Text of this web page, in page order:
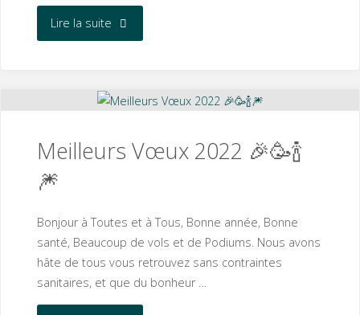
Lire la suite"Sélection
2023"
Meilleurs Vœux 2022 🎉🥳🍾
🎆
Bonjour à Toutes et à Tous, Bonne année, Bonne
santé, Beaucoup de vols et de Podiums. Nous avons
hâte de tous vous retrouvez sans contraintes
sanitaires, et que du bonheur …